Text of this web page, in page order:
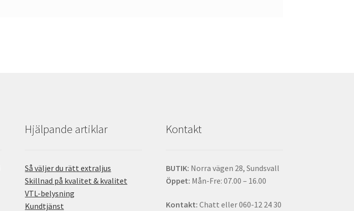
Hjälpande artiklar
Så väljer du rätt extraljus
Skillnad på kvalitet & kvalitet
VTL-belysning
Kundtjänst
Kontakt
BUTIK: Norra vägen 28, Sundsvall
Öppet: Mån-Fre: 07.00 – 16.00
Kontakt: Chatt eller 060-12 24 30